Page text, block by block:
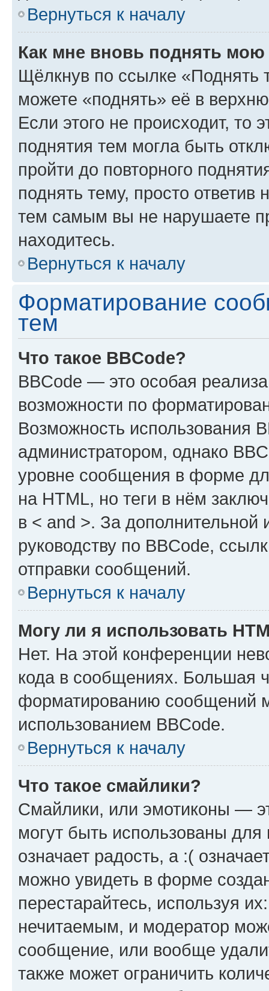
Вернуться к началу
Как мне вновь поднять мою
Щёлкнув по ссылке «Поднять
можете «поднять» её в
Если этого не происходит, то
поднятия тем могла быть
пройти до повторного
поднять тему, просто ответив
тем самым вы не нарушаете
находитесь.
Вернуться к началу
Форматирование
тем
Что такое BBCode?
BBCode — это особая
возможности по
Возможность использования
администратором, однако
уровне сообщения в форме
на HTML, но теги в нём
в < and >. За
руководству по BBCode,
отправки сообщений.
Вернуться к началу
Могу ли я использовать
Нет. На этой конференции
кода в сообщениях. Большая
форматированию сообщений
использованием BBCode.
Вернуться к началу
Что такое смайлики?
Смайлики, или эмотиконы —
могут быть использованы
означает радость, а :(
можно увидеть в форме
перестарайтесь, используя
нечитаемым, и модератор
сообщение, или вообще
также может ограничить